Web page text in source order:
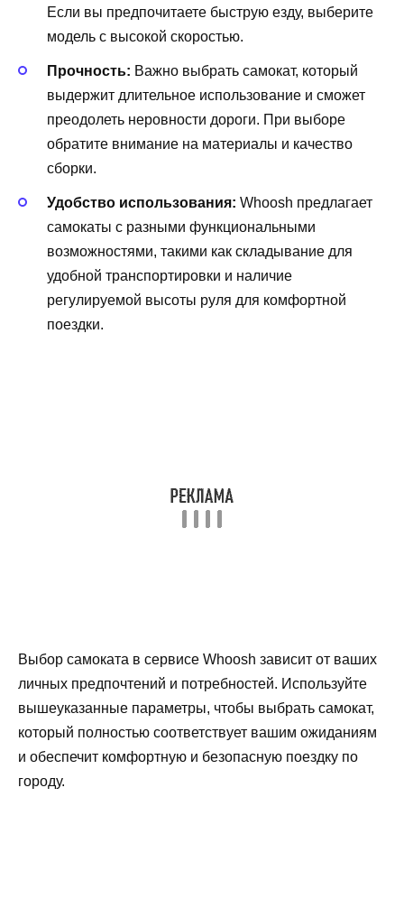
Если вы предпочитаете быструю езду, выберите
модель с высокой скоростью.
Прочность: Важно выбрать самокат, который
выдержит длительное использование и сможет
преодолеть неровности дороги. При выборе
обратите внимание на материалы и качество
сборки.
Удобство использования: Whoosh предлагает
самокаты с разными функциональными
возможностями, такими как складывание для
удобной транспортировки и наличие
регулируемой высоты руля для комфортной
поездки.
Выбор самоката в сервисе Whoosh зависит от ваших
личных предпочтений и потребностей. Используйте
вышеуказанные параметры, чтобы выбрать самокат,
который полностью соответствует вашим ожиданиям
и обеспечит комфортную и безопасную поездку по
городу.